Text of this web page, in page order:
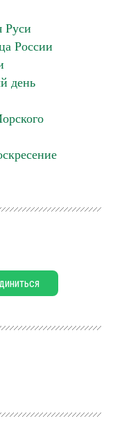
Руси
России
день